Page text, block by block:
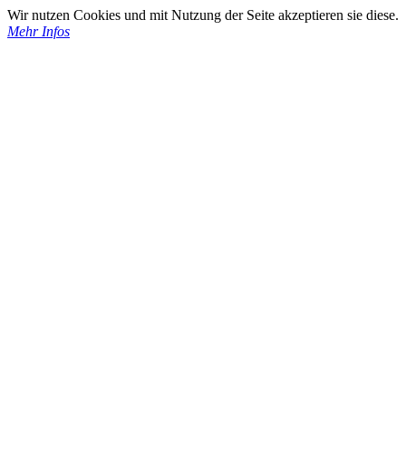
Wir nutzen Cookies und mit Nutzung der Seite akzeptieren sie diese.
Mehr Infos